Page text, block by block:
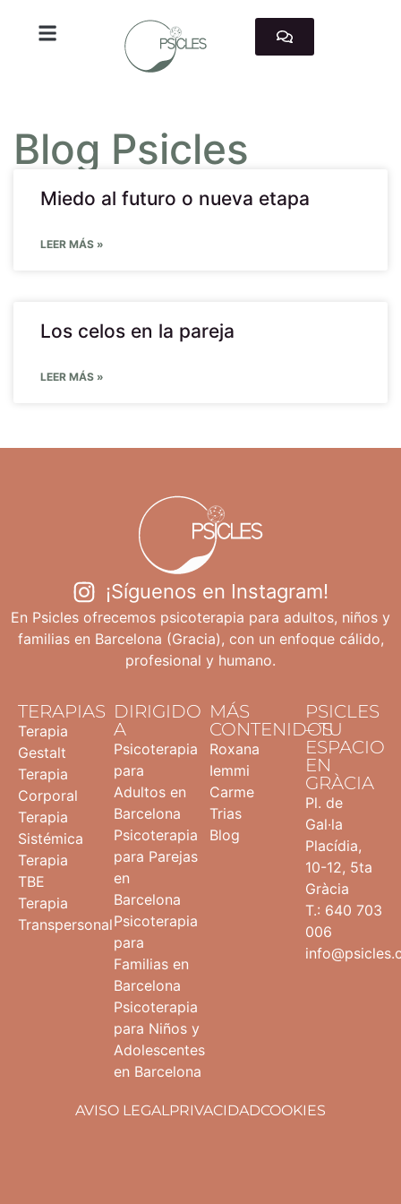
Blog Psicles
Miedo al futuro o nueva etapa
LEER MÁS »
Los celos en la pareja
LEER MÁS »
¡Síguenos en Instagram!
En Psicles ofrecemos psicoterapia para adultos, niños y
familias en Barcelona (Gracia), con un enfoque cálido,
profesional y humano.
TERAPIAS
Terapia
Gestalt
Terapia
Corporal
Terapia
Sistémica
Terapia
TBE
Terapia
Transpersonal
DIRIGIDO
A
Psicoterapia
para
Adultos en
Barcelona
Psicoterapia
para Parejas
en
Barcelona
Psicoterapia
para
Familias en
Barcelona
Psicoterapia
para Niños y
Adolescentes
en Barcelona
MÁS
CONTENIDOS
Roxana
Iemmi
Carme
Trias
Blog
PSICLES
– TU
ESPACIO
EN
GRÀCIA
Pl. de
Gal·la
Placídia,
10-12, 5ta
Gràcia
T.: 640 703
006
AVISO LEGAL PRIVACIDADCOOKIES